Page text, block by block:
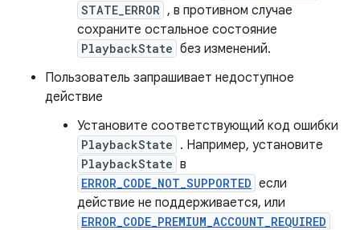
STATE_ERROR , в противном случае
сохраните остальное состояние
PlaybackState без изменений.
Пользователь запрашивает недоступное
действие
Установите соответствующий код ошибки
PlaybackState . Например, установите
PlaybackState в
ERROR_CODE_NOT_SUPPORTED если
действие не поддерживается, или
ERROR_CODE_PREMIUM_ACCOUNT_REQUIRED